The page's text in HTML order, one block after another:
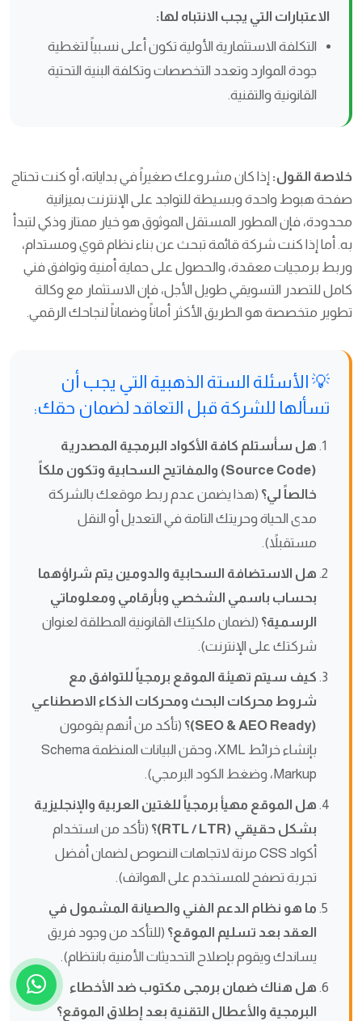
الاعتبارات التي يجب الانتباه لها:
التكلفة الاستثمارية الأولية تكون أعلى نسبياً لتغطية
جودة الموارد وتعدد التخصصات وتكلفة البنية التحتية
القانونية والتقنية.
خلاصة القول: إذا كان مشروعك صغيراً في بداياته، أو كنت تحتاج
صفحة هبوط واحدة وبسيطة للتواجد على الإنترنت بميزانية
محدودة، فإن المطور المستقل الموثوق هو خيار ممتاز وذكي لتبدأ
به. أما إذا كنت شركة قائمة تبحث عن بناء نظام قوي ومستدام،
وربط برمجيات معقدة، والحصول على حماية أمنية وتوافق فني
كامل للتصدر التسويقي طويل الأجل، فإن الاستثمار مع وكالة
تطوير متخصصة هو الطريق الأكثر أماناً وضماناً لنجاحك الرقمي.
💡 الأسئلة الستة الذهبية التي يجب أن
تسألها للشركة قبل التعاقد لضمان حقك:
هل سأستلم كافة الأكواد البرمجية المصدرية
(Source Code) والمفاتيح السحابية وتكون ملكاً
خالصاً لي؟ (هذا يضمن عدم ربط موقعك بالشركة
مدى الحياة وحريتك التامة في التعديل أو النقل
مستقبلاً).
هل الاستضافة السحابية والدومين يتم شراؤهما
بحساب باسمي الشخصي وبأرقامي ومعلوماتي
الرسمية؟ (لضمان ملكيتك القانونية المطلقة لعنوان
شركتك على الإنترنت).
كيف سيتم تهيئة الموقع برمجياً للتوافق مع
شروط محركات البحث ومحركات الذكاء الاصطناعي
(SEO & AEO Ready)؟
(تأكد من أنهم يقومون
بإنشاء خرائط XML، وحقن البيانات المنظمة Schema
Markup، وضغط الكود البرمجي).
هل الموقع مهيأ برمجياً للغتين العربية والإنجليزية
بشكل حقيقي (RTL / LTR)؟
(تأكد من استخدام
أكواد CSS مرنة لاتجاهات النصوص لضمان أفضل
تجربة تصفح للمستخدم على الهواتف).
ما هو نظام الدعم الفني والصيانة المشمول في
العقد بعد تسليم الموقع؟ (للتأكد من وجود فريق
يساندك ويقوم بإصلاح التحديثات الأمنية بانتظام).
هل هناك ضمان برمجى مكتوب ضد الأخطاء
البرمجية والأعطال التقنية بعد إطلاق الموقع؟